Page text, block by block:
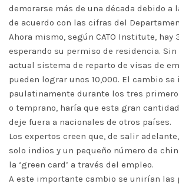
demorarse más de una década debido a
de acuerdo con las cifras del
Ahora mismo, según CATO Institute, hay
esperando su permiso de residencia. Sin
actual sistema de reparto de visas de
pueden lograr unos 10,000. El cambio
paulatinamente durante los tres
o temprano, haría que esta gran
deje fuera a nacionales de otros países.
Los expertos creen que, de salir
solo indios y un pequeño número de
la ‘green card’ a través del empleo.
A este importante cambio se unirían las